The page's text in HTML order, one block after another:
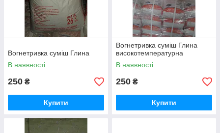
Вогнетривка суміш Глина
В наявності
250 ₴
Купити
Вогнетривка суміш Глина
високотемпературна
В наявності
250 ₴
Купити